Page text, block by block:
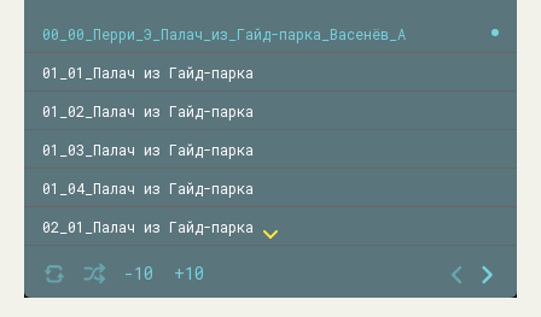
-10 +10
00_00_Перри_Э_Палач_из_Гайд-парка_Васенёв_А
01_01_Палач из Гайд-парка
01_02_Палач из Гайд-парка
01_03_Палач из Гайд-парка
01_04_Палач из Гайд-парка
02_01_Палач из Гайд-парка
02_02_Палач из Гайд-парка
02_03_Палач из Гайд-парка